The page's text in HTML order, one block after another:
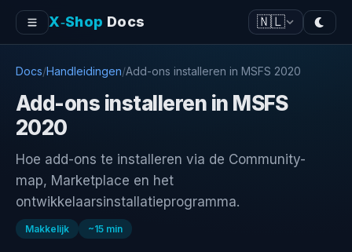
X‑Shop Docs 🇳🇱
Docs/Handleidingen/Add-ons installeren in MSFS 2020
Add-ons installeren in MSFS
2020
Hoe add-ons te installeren via de Community-
map, Marketplace en het
ontwikkelaarsinstallatieprogramma.
Makkelijk ~15 min